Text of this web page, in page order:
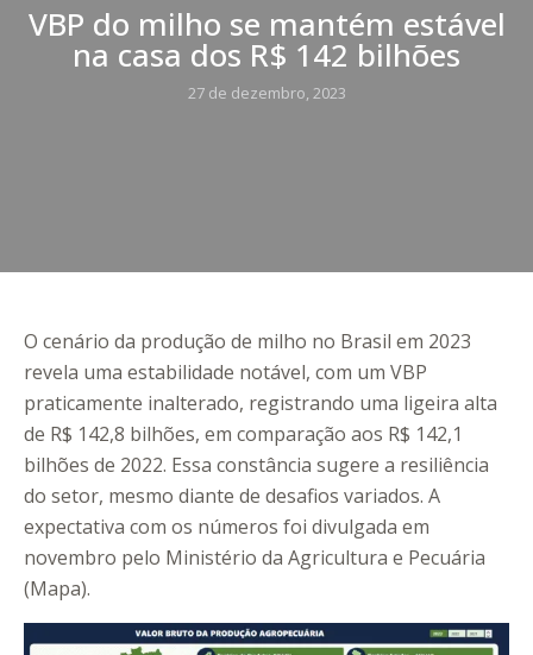
VBP do milho se mantém estável
na casa dos R$ 142 bilhões
27 de dezembro, 2023
O cenário da produção de milho no Brasil em 2023
revela uma estabilidade notável, com um VBP
praticamente inalterado, registrando uma ligeira alta
de R$ 142,8 bilhões, em comparação aos R$ 142,1
bilhões de 2022. Essa constância sugere a resiliência
do setor, mesmo diante de desafios variados. A
expectativa com os números foi divulgada em
novembro pelo Ministério da Agricultura e Pecuária
(Mapa).